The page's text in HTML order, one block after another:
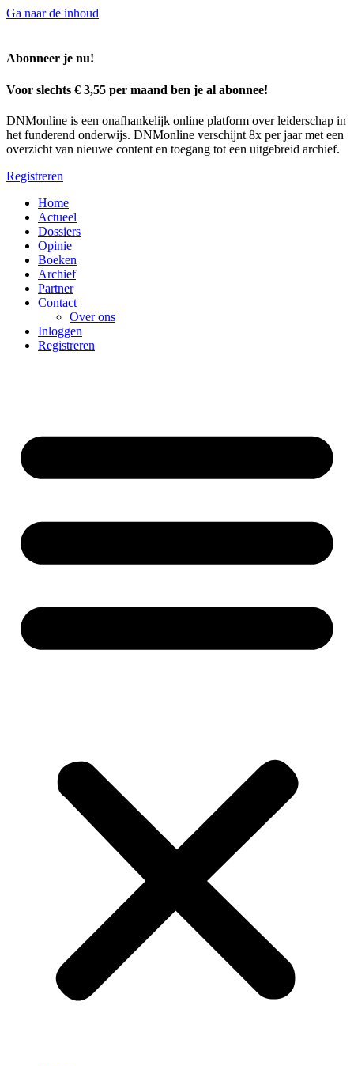
Ga naar de inhoud
Abonneer je nu!
Voor slechts € 3,55 per maand ben je al abonnee!
DNMonline is een onafhankelijk online platform over leiderschap in
het funderend onderwijs. DNMonline verschijnt 8x per jaar met een
overzicht van nieuwe content en toegang tot een uitgebreid archief.
Registreren
Home
Actueel
Dossiers
Opinie
Boeken
Archief
Partner
Contact
Over ons
Inloggen
Registreren